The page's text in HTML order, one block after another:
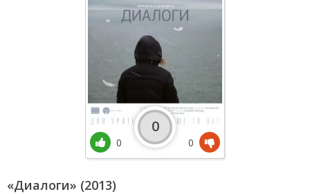
«Диалоги» (2013)
0
0
0